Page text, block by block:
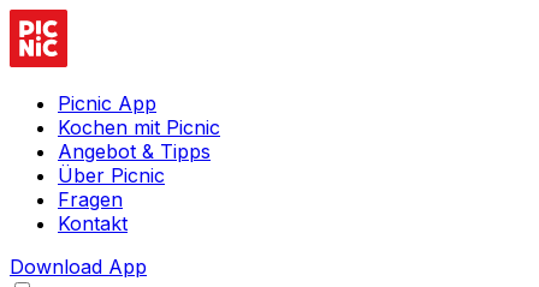
Picnic App
Kochen mit Picnic
Angebot & Tipps
Über Picnic
Fragen
Kontakt
Download App